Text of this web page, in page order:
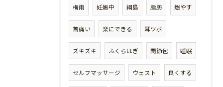
梅雨 妊娠中 綱島 脂肪 燃やす
首痛い 楽にできる 耳ツボ
ズキズキ ふくらはぎ 関節包 睡眠
セルフマッサージ ウェスト 良くする